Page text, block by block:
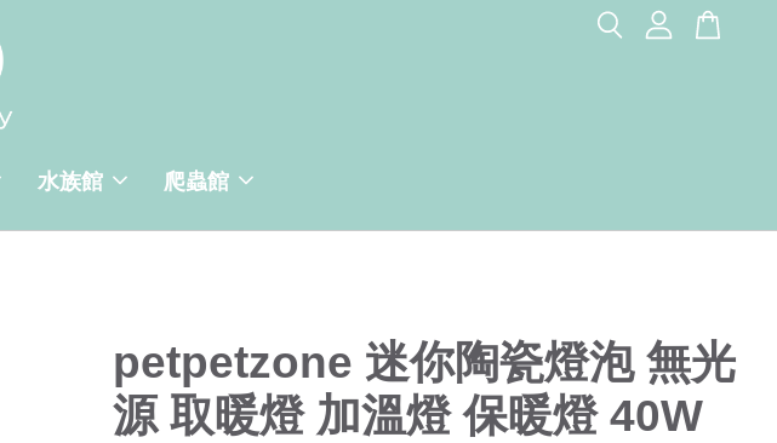
水族館 爬蟲館
petpetzone 迷你陶瓷燈泡 無光
源 取暖燈 加溫燈 保暖燈 40W